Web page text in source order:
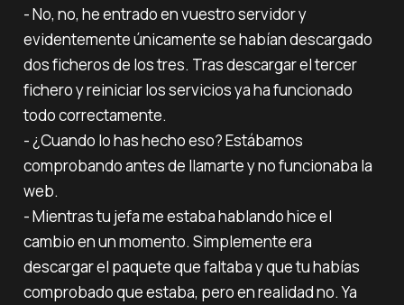
- No, no, he entrado en vuestro servidor y
evidentemente únicamente se habían descargado
dos ficheros de los tres. Tras descargar el tercer
fichero y reiniciar los servicios ya ha funcionado
todo correctamente.‌‌
- ¿Cuando lo has hecho eso? Estábamos
comprobando antes de llamarte y no funcionaba la
web.
- Mientras tu jefa me estaba hablando hice el
cambio en un momento. Simplemente era
descargar el paquete que faltaba y que tu habías
comprobado que estaba, pero en realidad no. Ya